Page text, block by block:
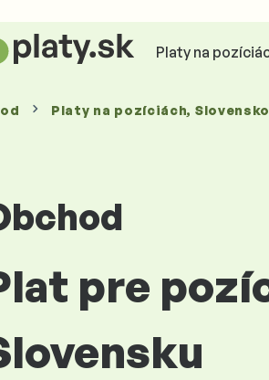
Platy na
Platy na pozíciách, Slovensko
pre